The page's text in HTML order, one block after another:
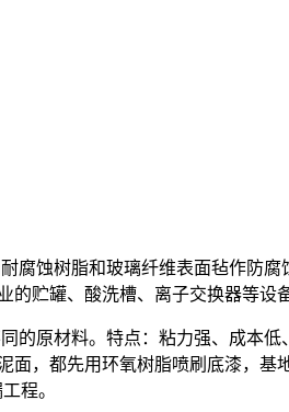
腐蚀树脂和玻璃纤维表面毡作防
贮罐、酸洗槽、离子交换器等设备
的原材料。特点：粘力强、成本
，都先用环氧树脂喷刷底漆，基
程。